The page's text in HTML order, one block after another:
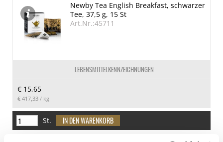
297 kJ/70 kcal
Fett
< 0.5 g
17 g
LEBENSMITTELKENNZEICHNUNGEN
Newby Tea English Breakfast, schwarzer
Tee, 37,5 g, 15 St
Art.Nr.:45711
€ 15,65
€ 417,33 / kg
St.